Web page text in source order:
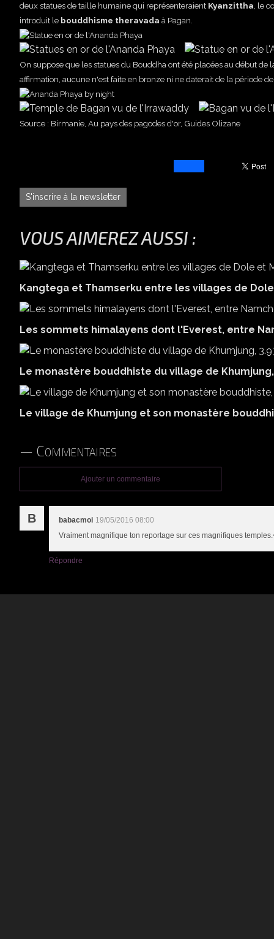
deux statues de taille humaine qui représenteraient Kyanzittha, le
introduit le bouddhisme theravada à Pagan.
On suppose que les statues du Bouddha ont été placées au début
affirmation, aucune n'est faite en bronze ni ne daterait de la période
Source : Birmanie, Au pays des pagodes d'or, Guides Olizane
S'inscrire à la newsletter
VOUS AIMEREZ AUSSI :
Kangtega et Thamserku entre les villages de
Les sommets himalayens dont l'Everest, entre
Le monastère bouddhiste du village de Khumjung,
Le village de Khumjung et son monastère
Commentaires
Ajouter un commentaire
B babacmoi 19/05/2016 08:00
Vraiment magnifique ton reportage sur ces magnifiques
Répondre